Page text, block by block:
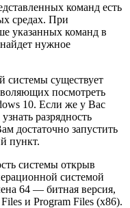
команд есть
средах. При
указанных команд в
нужное
системы существует
посмотреть
10. Если же у Вас
разрядность
достаточно запустить
пункт.
системы открыв
системой
64 — битная версия,
и Program Files (x86).